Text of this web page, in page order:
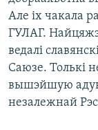
Але іх чакала
ГУЛАГ.
ведалі
Саюзе. Толькі
вышэйшую
незалежнай